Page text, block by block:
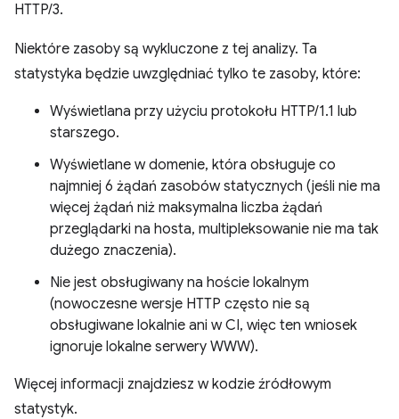
HTTP/3.
Niektóre zasoby są wykluczone z tej analizy. Ta
statystyka będzie uwzględniać tylko te zasoby, które:
Wyświetlana przy użyciu protokołu HTTP/1.1 lub
starszego.
Wyświetlane w domenie, która obsługuje co
najmniej 6 żądań zasobów statycznych (jeśli nie ma
więcej żądań niż maksymalna liczba żądań
przeglądarki na hosta, multipleksowanie nie ma tak
dużego znaczenia).
Nie jest obsługiwany na hoście lokalnym
(nowoczesne wersje HTTP często nie są
obsługiwane lokalnie ani w CI, więc ten wniosek
ignoruje lokalne serwery WWW).
Więcej informacji znajdziesz w kodzie źródłowym
statystyk.